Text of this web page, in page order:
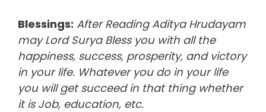
Blessings: After Reading Aditya Hrudayam
may Lord Surya Bless you with all the
happiness, success, prosperity, and victory
in your life. Whatever you do in your life
you will get succeed in that thing whether
it is Job, education, etc.